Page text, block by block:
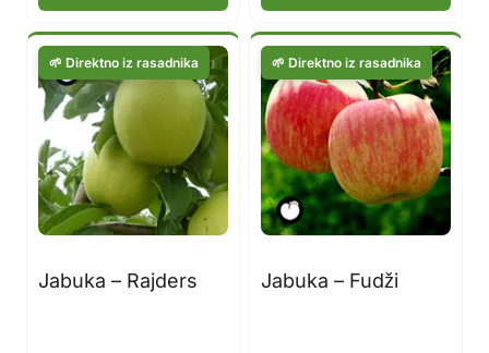
Jabuka – Rajders Jabuka – Fudži